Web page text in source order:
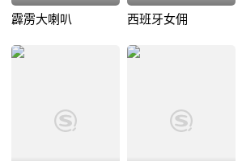
霹雳大喇叭 西班牙女佣